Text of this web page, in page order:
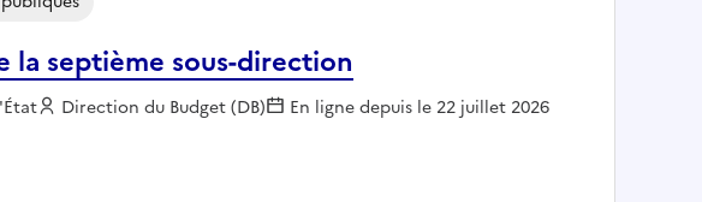
la septième sous-direction
Employeur :
Direction du Budget (DB) En ligne depuis le 22 juillet 2026